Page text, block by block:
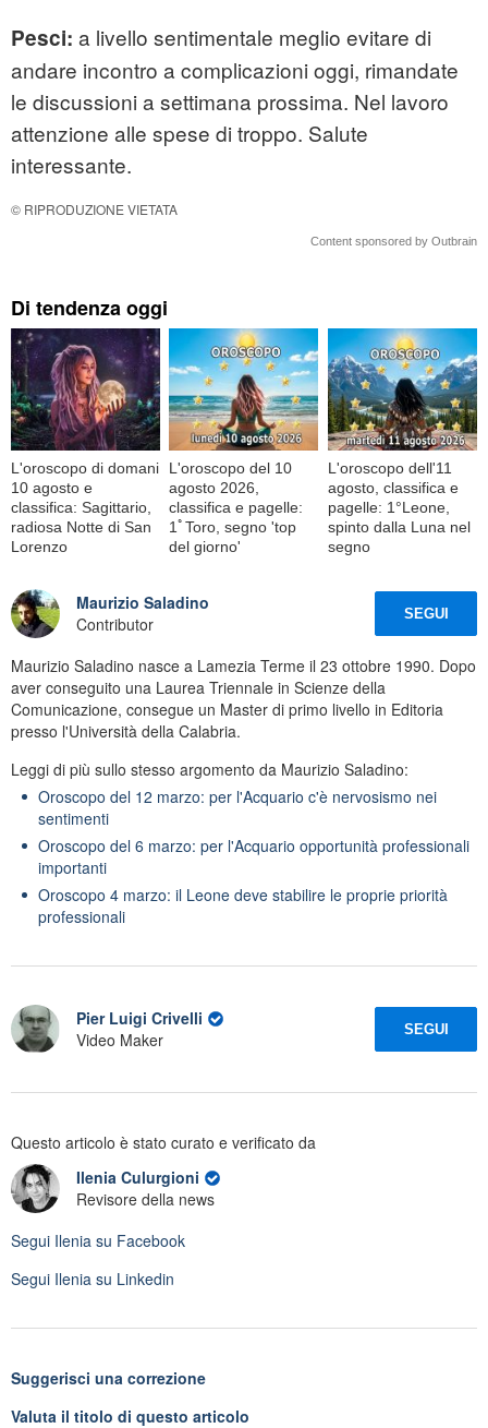
Pesci: a livello sentimentale meglio evitare di
andare incontro a complicazioni oggi, rimandate
le discussioni a settimana prossima. Nel lavoro
attenzione alle spese di troppo. Salute
interessante.
© RIPRODUZIONE VIETATA
Content sponsored by Outbrain
Di tendenza oggi
L'oroscopo di domani
10 agosto e
classifica: Sagittario,
radiosa Notte di San
Lorenzo
L'oroscopo del 10
agosto 2026,
classifica e pagelle:
1ﾟToro, segno 'top
del giorno'
L'oroscopo dell'11
agosto, classifica e
pagelle: 1°Leone,
spinto dalla Luna nel
segno
Maurizio Saladino
Contributor
SEGUI
Maurizio Saladino nasce a Lamezia Terme il 23 ottobre 1990. Dopo
aver conseguito una Laurea Triennale in Scienze della
Comunicazione, consegue un Master di primo livello in Editoria
presso l'Università della Calabria.
Leggi di più sullo stesso argomento da Maurizio Saladino:
Oroscopo del 12 marzo: per l'Acquario c'è nervosismo nei
sentimenti
Oroscopo del 6 marzo: per l'Acquario opportunità professionali
importanti
Oroscopo 4 marzo: il Leone deve stabilire le proprie priorità
professionali
Pier Luigi Crivelli
Video Maker
SEGUI
Questo articolo è stato curato e verificato da
Ilenia Culurgioni
Revisore della news
Segui Ilenia su Facebook
Segui Ilenia su Linkedin
Suggerisci una correzione
Valuta il titolo di questo articolo